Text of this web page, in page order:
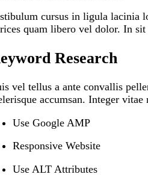
cursus in ligula lacinia
quam libero vel dolor. In sit
Research
vel tellus a ante convallis
accumsan. Integer
Use Google AMP
Responsive Website
Use ALT Attributes